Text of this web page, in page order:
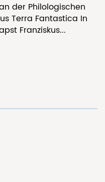
der Philologischen
Terra Fantastica In
Franziskus...